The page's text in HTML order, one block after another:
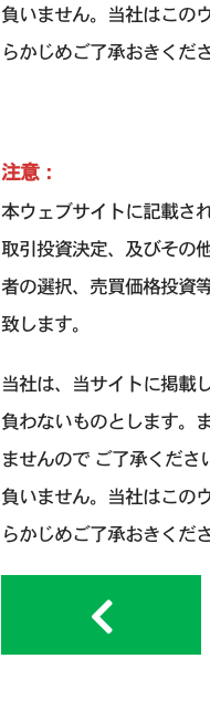
負いません。当社はこの
らかじめご了承おきくださ
注意：
本ウェブサイトに記載さ
取引投資決定、及びその
者の選択、売買価格投資
致します。
当社は、当サイトに掲載
負わないものとします。
ませんので ご了承くだ
負いません。当社はこの
らかじめご了承おきくださ